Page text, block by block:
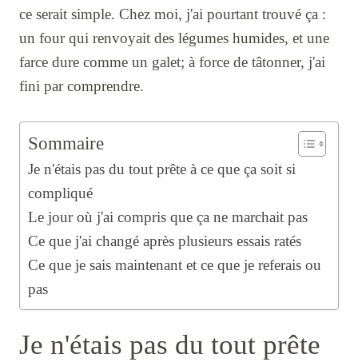
ce serait simple. Chez moi, j'ai pourtant trouvé ça :
un four qui renvoyait des légumes humides, et une
farce dure comme un galet; à force de tâtonner, j'ai
fini par comprendre.
Sommaire
Je n'étais pas du tout prête à ce que ça soit si
compliqué
Le jour où j'ai compris que ça ne marchait pas
Ce que j'ai changé après plusieurs essais ratés
Ce que je sais maintenant et ce que je referais ou
pas
Je n'étais pas du tout prête